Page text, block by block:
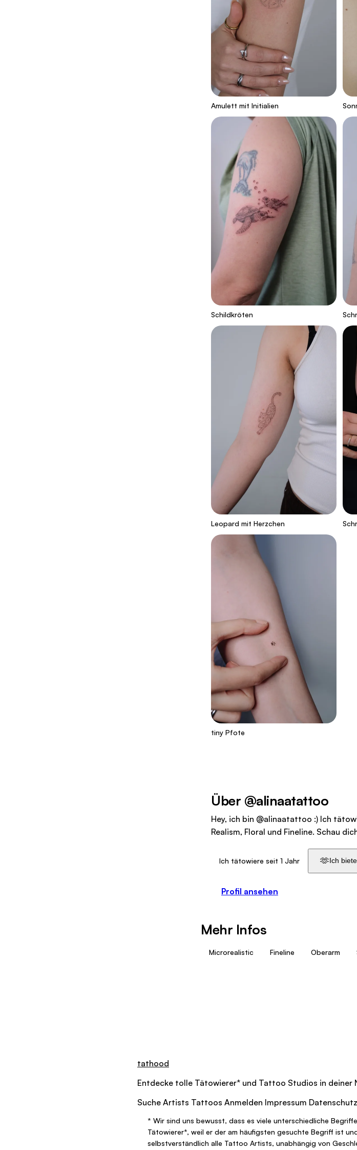
Amulett mit Initialien
Schildkröten
Leopard mit Herzchen
tiny Pfote
Über @alinaatattoo
Hey, ich bin @alinaatattoo :) Ich
Realism, Floral und Fineline. Schau
Ich tätowiere seit 1 Jahr 🫶Ich
Profil ansehen
Mehr Infos
Microrealistic Fineline Oberarm
tathood
Entdecke tolle Tätowierer* und Tattoo Studios in deiner
Suche Artists Tattoos Anmelden Impressum Datenschutz
* Wir sind uns bewusst, dass es viele unterschiedliche
Tätowierer*, weil er der am häufigsten gesuchte Begriff ist
selbstverständlich alle Tattoo Artists, unabhängig von